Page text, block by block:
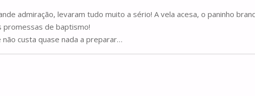
admiração, levaram tudo muito a sério! A vela acesa, o paninho
promessas de baptismo!
custa quase nada a preparar…